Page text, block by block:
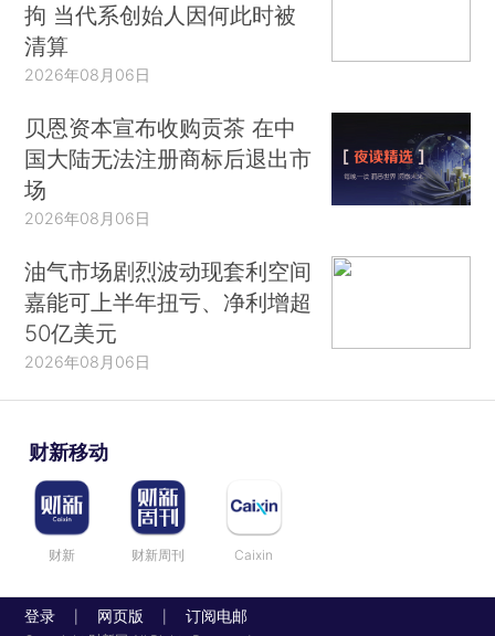
拘 当代系创始人因何此时被
清算
2026年08月06日
贝恩资本宣布收购贡茶 在中
国大陆无法注册商标后退出市
场
2026年08月06日
油气市场剧烈波动现套利空间
嘉能可上半年扭亏、净利增超
50亿美元
2026年08月06日
财新移动
财新 财新周刊 Caixin
登录 网页版 订阅电邮